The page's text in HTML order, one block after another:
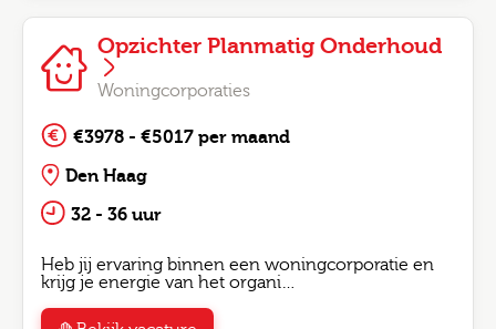
Opzichter Planmatig Onderhoud
Woningcorporaties
€3978 - €5017 per maand
Den Haag
32 - 36 uur
Heb jij ervaring binnen een woningcorporatie en
krijg je energie van het organi…